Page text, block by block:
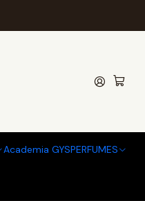
Academia GYSPERFUMES
con información